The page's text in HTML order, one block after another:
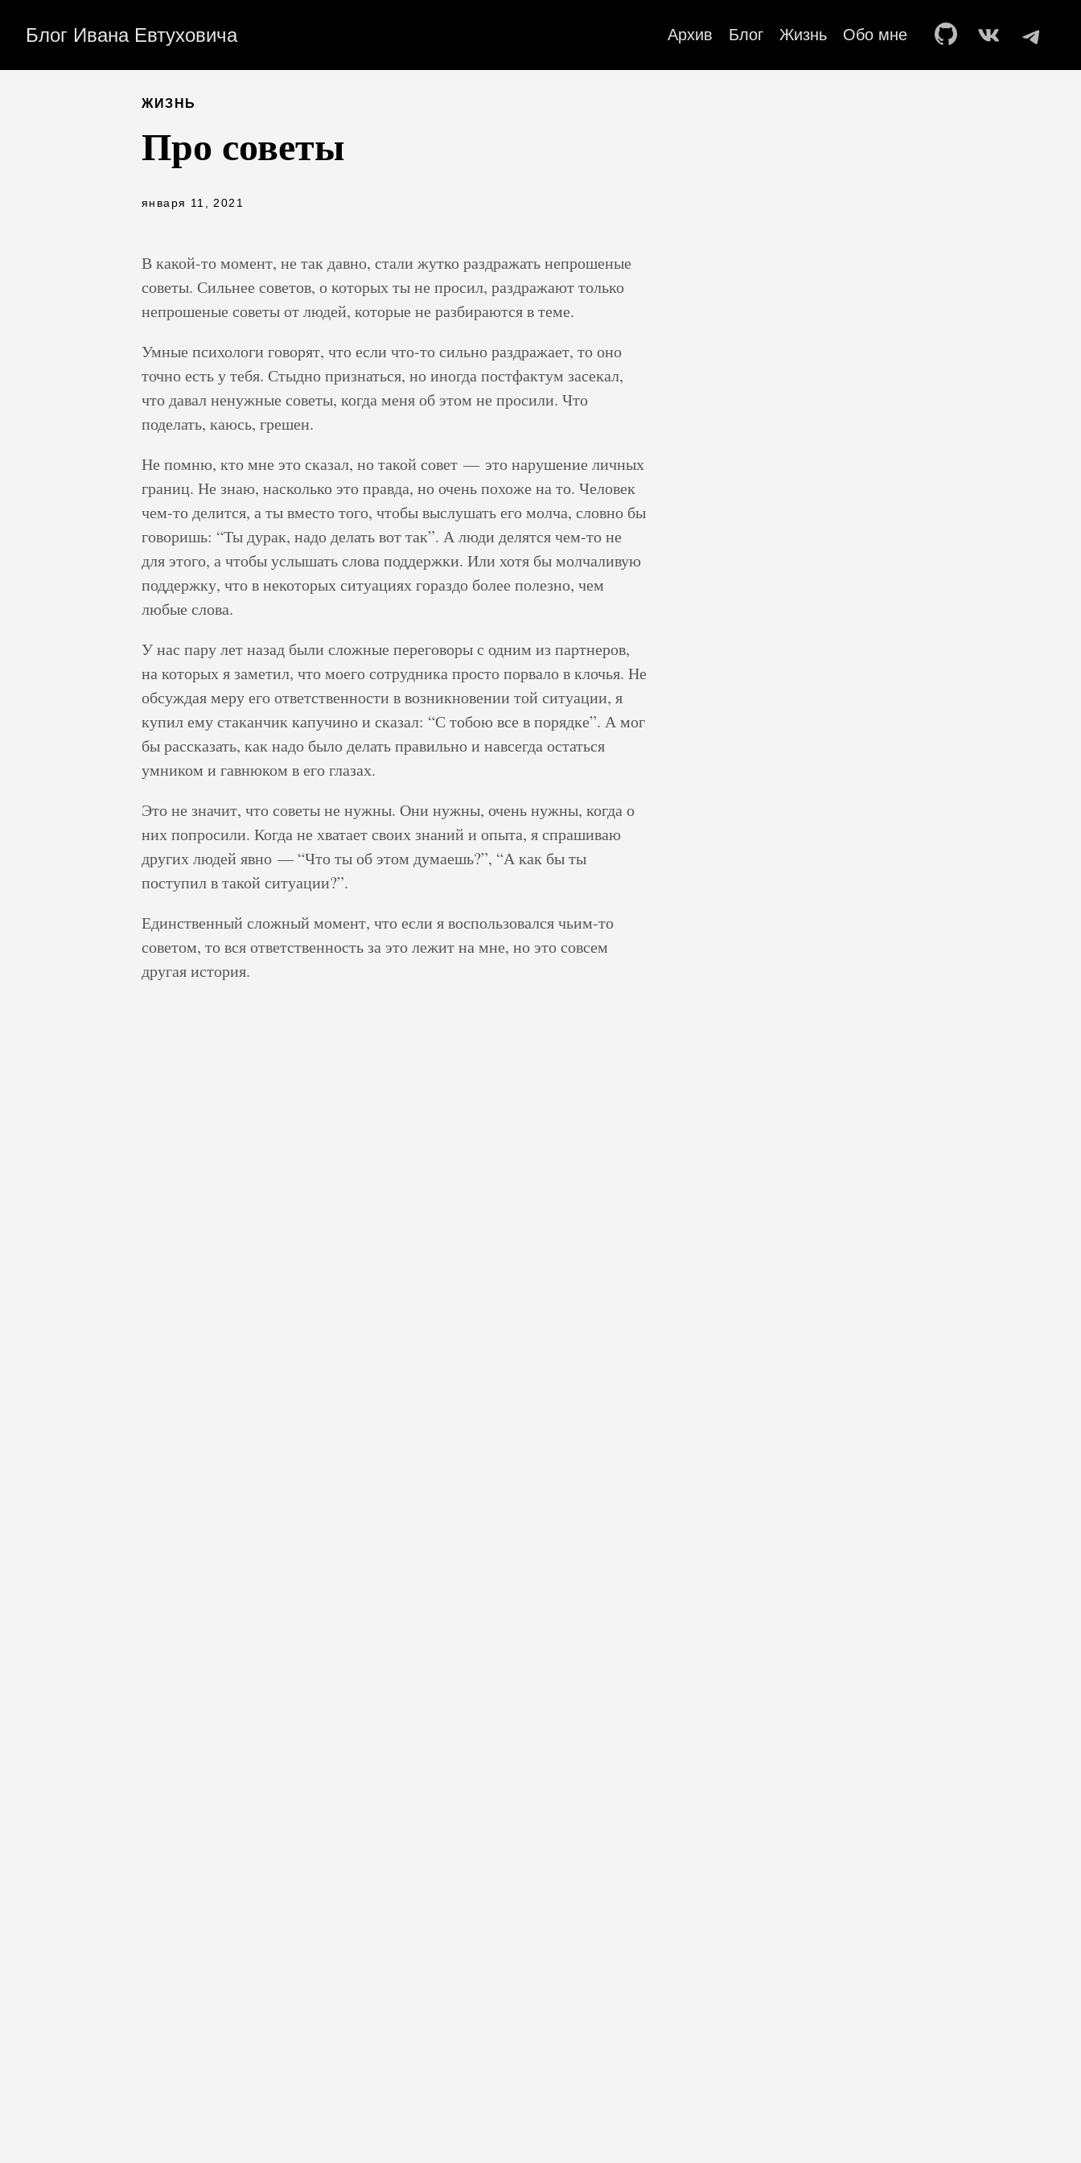
Блог Ивана Евтуховича Архив Блог Жизнь Обо мне
ЖИЗНЬ
Про советы
января 11, 2021
В какой-то момент, не так давно, стали жутко раздражать непрошеные
советы. Сильнее советов, о которых ты не просил, раздражают только
непрошеные советы от людей, которые не разбираются в теме.
Умные психологи говорят, что если что-то сильно раздражает, то оно
точно есть у тебя. Стыдно признаться, но иногда постфактум засекал,
что давал ненужные советы, когда меня об этом не просили. Что
поделать, каюсь, грешен.
Не помню, кто мне это сказал, но такой совет — это нарушение личных
границ. Не знаю, насколько это правда, но очень похоже на то. Человек
чем-то делится, а ты вместо того, чтобы выслушать его молча, словно бы
говоришь: “Ты дурак, надо делать вот так”. А люди делятся чем-то не
для этого, а чтобы услышать слова поддержки. Или хотя бы молчаливую
поддержку, что в некоторых ситуациях гораздо более полезно, чем
любые слова.
У нас пару лет назад были сложные переговоры с одним из партнеров,
на которых я заметил, что моего сотрудника просто порвало в клочья. Не
обсуждая меру его ответственности в возникновении той ситуации, я
купил ему стаканчик капучино и сказал: “С тобою все в порядке”. А мог
бы рассказать, как надо было делать правильно и навсегда остаться
умником и гавнюком в его глазах.
Это не значит, что советы не нужны. Они нужны, очень нужны, когда о
них попросили. Когда не хватает своих знаний и опыта, я спрашиваю
других людей явно — “Что ты об этом думаешь?”, “А как бы ты
поступил в такой ситуации?”.
Единственный сложный момент, что если я воспользовался чьим-то
советом, то вся ответственность за это лежит на мне, но это совсем
другая история.